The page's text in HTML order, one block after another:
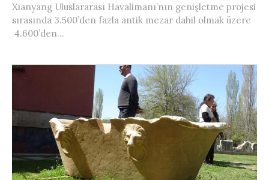
Xianyang Uluslararası Havalimanı’nın genişletme projesi
sırasında 3.500’den fazla antik mezar dahil olmak üzere
4.600’den...